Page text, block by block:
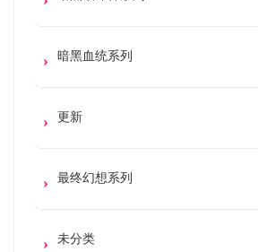
暗黑血统系列
更新
最终幻想系列
未分类